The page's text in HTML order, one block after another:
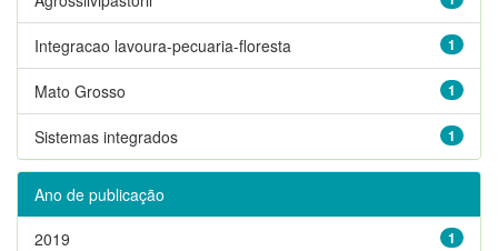
1
Integracao lavoura-pecuaria-floresta
1
Mato Grosso
1
Sistemas integrados
Ano de publicação
1
2019